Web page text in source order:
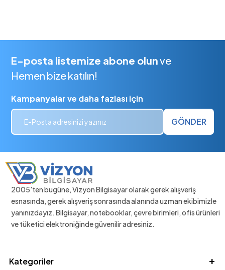
E-posta listemize abone olunve
Hemen bize katılın!
Kampanyalar ve daha fazlası için
GÖNDER
2005'ten bugüne, Vizyon Bilgisayar olarak gerek alışveriş
esnasında, gerek alışveriş sonrasında alanında uzman ekibimizle
yanınızdayız. Bilgisayar, notebooklar, çevre birimleri, ofis ürünleri
ve tüketici elektroniğinde güvenilir adresiniz.
Kategoriler